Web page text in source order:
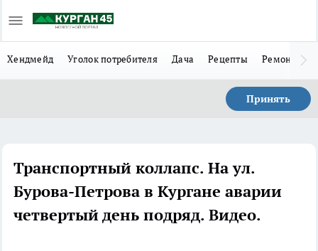
Хендмейд Уголок потребителя Дача Рецепты Ремонт
Принять
Транспортный коллапс. На ул.
Бурова-Петрова в Кургане аварии
четвертый день подряд. Видео.